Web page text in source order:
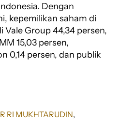
Dengan
kepemilikan saham di
Vale Group 44,34 persen,
15,03 persen,
0,14 persen, dan publik
RI MUKHTARUDIN